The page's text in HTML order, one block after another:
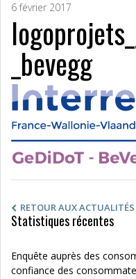
6 février 2017
_bevegg
RETOUR AUX ACTUALITÉS
Statistiques récentes
Enquête auprès des
confiance des